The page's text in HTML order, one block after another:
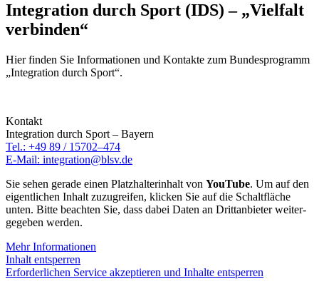
Inte­gra­tion durch Sport (IDS) – „Viel­falt
verbinden“
Hier finden Sie Infor­ma­tio­nen und Kontakte zum Bundes­pro­gramm
„Inte­gra­tion durch Sport“.
Kontakt
Inte­gra­tion durch Sport – Bayern
Tel.: +49 89 / 15702–474
E‑Mail: integration@​blsv.​de
Sie sehen gerade einen Platz­hal­ter­in­halt von YouTube. Um auf den
eigent­li­chen Inhalt zuzu­grei­fen, klicken Sie auf die Schalt­flä­che
unten. Bitte beach­ten Sie, dass dabei Daten an Dritt­an­bie­ter weiter­
ge­ge­ben werden.
Mehr Infor­ma­tio­nen
Inhalt entsper­ren
Erfor­der­li­chen Service akzep­tie­ren und Inhalte entsper­ren